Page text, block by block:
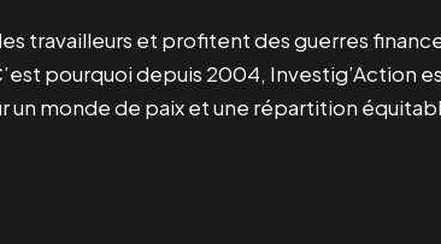
travailleurs et profitent des guerres
pourquoi depuis 2004, Investig’Action
un monde de paix et une répartition